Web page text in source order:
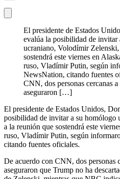
El presidente de Estados
evalúa la posibilidad de invitar
ucraniano, Volodímir
sostendrá este viernes en
ruso, Vladímir Putin, según
NewsNation, citando fuentes
CNN, dos personas cercanas
aseguraron […]
El presidente de Estados Unidos,
posibilidad de invitar a su homólogo
a la reunión que sostendrá este
ruso, Vladímir Putin, según
citando fuentes oficiales.
De acuerdo con CNN, dos personas
aseguraron que Trump no ha